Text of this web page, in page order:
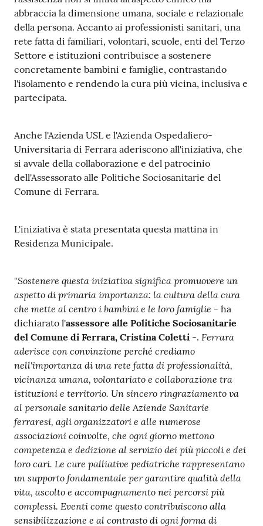
a
r
e
n
t
e
Seguici
su
abbraccia la dimensione umana, sociale e relazionale
della persona. Accanto ai professionisti sanitari, una
rete fatta di familiari, volontari, scuole, enti del Terzo
Settore e istituzioni contribuisce a sostenere
concretamente bambini e famiglie, contrastando
l'isolamento e rendendo la cura più vicina, inclusiva e
partecipata.
Anche l'Azienda USL e l'Azienda Ospedaliero-
Universitaria di Ferrara aderiscono all'iniziativa, che
si avvale della collaborazione e del patrocinio
dell'Assessorato alle Politiche Sociosanitarie del
Comune di Ferrara.
L'iniziativa è stata presentata questa mattina in
Residenza Municipale.
"Sostenere questa iniziativa significa promuovere un
aspetto di primaria importanza: la cultura della cura
che mette al centro i bambini e le loro famiglie - ha
dichiarato l'assessore alle Politiche Sociosanitarie
del Comune di Ferrara, Cristina Coletti -. Ferrara
aderisce con convinzione perché crediamo
nell'importanza di una rete fatta di professionalità,
vicinanza umana, volontariato e collaborazione tra
istituzioni e territorio. Un sincero ringraziamento va
al personale sanitario delle Aziende Sanitarie
ferraresi, agli organizzatori e alle numerose
associazioni coinvolte, che ogni giorno mettono
competenza e dedizione al servizio dei più piccoli e dei
loro cari. Le cure palliative pediatriche rappresentano
un supporto fondamentale per garantire qualità della
vita, ascolto e accompagnamento nei percorsi più
complessi. Eventi come questo contribuiscono alla
sensibilizzazione e al contrasto di ogni forma di